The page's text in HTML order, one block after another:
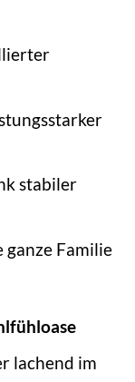
stabiler
ganze Familie
lachend im